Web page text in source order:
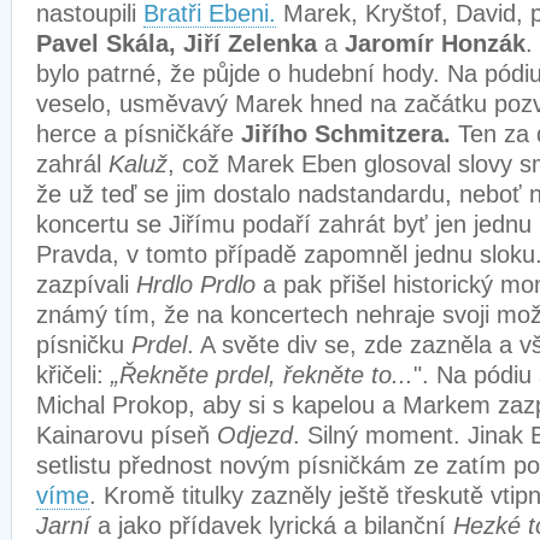
nastoupili Bratři Ebeni. Marek, Kryštof, David,
Pavel Skála, Jiří Zelenkaa Jaromír Honzák.
bylo patrné, že půjde o hudební hody. Na
veselo, usměvavý Marek hned na začátku
herce a písničkáře Jiřího Schmitzera. Ten za
zahrál Kaluž, což Marek Eben glosoval slovy
že už teď se jim dostalo nadstandardu, neboť
koncertu se Jiřímu podaří zahrát byť jen jednu
Pravda, v tomto případě zapomněl jednu
zazpívali Hrdlo Prdlo a pak přišel historický
známý tím, že na koncertech nehraje svoji
písničku Prdel. A světe div se, zde zazněla a
křičeli: „Řekněte prdel, řekněte to...". Na pódiu
Michal Prokop, aby si s kapelou a Markem
Kainarovu píseň Odjezd. Silný moment. Jinak
setlistu přednost novým písničkám ze zatím
víme. Kromě titulky zazněly ještě třeskutě
Jarní a jako přídavek lyrická a bilanční Hezké